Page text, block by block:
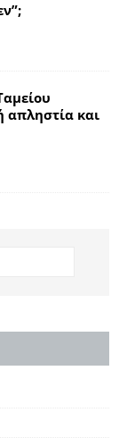
απληστία και